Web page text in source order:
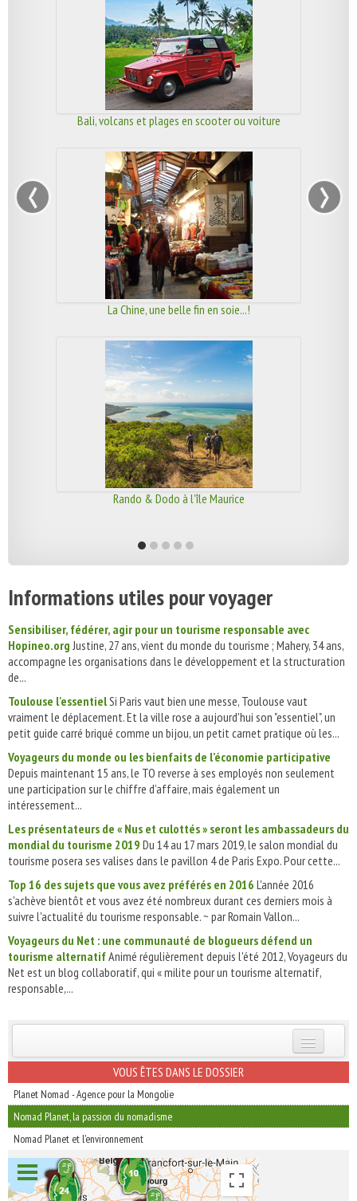
Bali, volcans et plages en scooter ou voiture
La Chine, une belle fin en soie...!
Rando & Dodo à l'île Maurice
‹ ›
Informations utiles pour voyager
Sensibiliser, fédérer, agir pour un tourisme responsable avec
Hopineo.org Justine, 27 ans, vient du monde du tourisme ; Mahery, 34 ans,
accompagne les organisations dans le développement et la structuration
de...
Toulouse l'essentielSi Paris vaut bien une messe, Toulouse vaut
vraiment le déplacement. Et la ville rose a aujourd'hui son "essentiel", un
petit guide carré briqué comme un bijou, un petit carnet pratique où les...
Voyageurs du monde ou les bienfaits de l’économie participative
Depuis maintenant 15 ans, le TO reverse à ses employés non seulement
une participation sur le chiffre d’affaire, mais également un
intéressement...
Les présentateurs de « Nus et culottés » seront les ambassadeurs du
mondial du tourisme 2019 Du 14 au 17 mars 2019, le salon mondial du
tourisme posera ses valises dans le pavillon 4 de Paris Expo. Pour cette...
Top 16 des sujets que vous avez préférés en 2016 L'année 2016
s'achève bientôt et vous avez été nombreux durant ces derniers mois à
suivre l'actualité du tourisme responsable. ~ par Romain Vallon...
Voyageurs du Net : une communauté de blogueurs défend un
tourisme alternatifAnimé régulièrement depuis l'été 2012, Voyageurs du
Net est un blog collaboratif, qui « milite pour un tourisme alternatif,
responsable,...
INSCRIVEZ-VOUS | ABONNEZ-VOUS
VOUS ÊTES DANS LE DOSSIER
Planet Nomad - Agence pour la Mongolie
Nomad Planet, la passion du nomadisme
Nomad Planet et l'environnement